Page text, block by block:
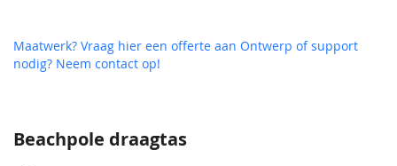
Beachpole draagtas
Maatwerk? Vraag hier een offerte aan Ontwerp of support
nodig? Neem contact op!